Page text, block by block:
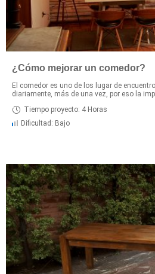
¿Cómo mejorar un comedor?
El comedor es uno de los lugar de
diariamente, más de una vez, por eso la
Tiempo proyecto: 4 Horas
Dificultad: Bajo